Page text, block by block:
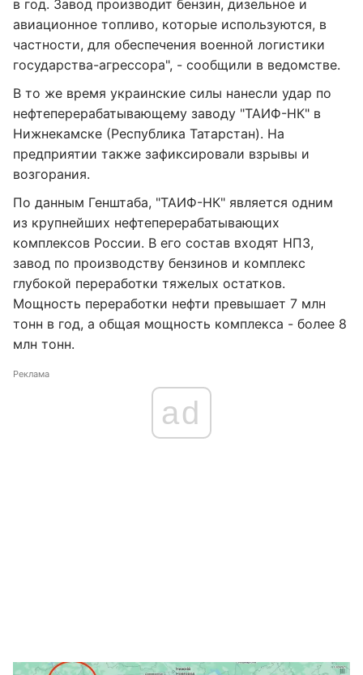
в год. Завод производит бензин, дизельное и
авиационное топливо, которые используются, в
частности, для обеспечения военной логистики
государства-агрессора", - сообщили в ведомстве.
В то же время украинские силы нанесли удар по
нефтеперерабатывающему заводу "ТАИФ-НК" в
Нижнекамске (Республика Татарстан). На
предприятии также зафиксировали взрывы и
возгорания.
По данным Генштаба, "ТАИФ-НК" является одним
из крупнейших нефтеперерабатывающих
комплексов России. В его состав входят НПЗ,
завод по производству бензинов и комплекс
глубокой переработки тяжелых остатков.
Мощность переработки нефти превышает 7 млн
тонн в год, а общая мощность комплекса - более 8
млн тонн.
Реклама
ad